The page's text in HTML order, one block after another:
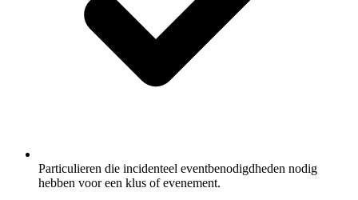
Particulieren die incidenteel eventbenodigdheden nodig
hebben voor een klus of evenement.